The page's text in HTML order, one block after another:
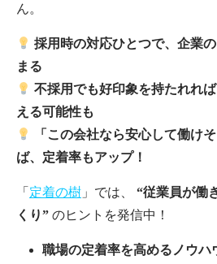
ん。
採用時の対応ひとつで、企業
まる
不採用でも好印象を持たれれ
える可能性も
「この会社なら安心して働け
ば、定着率もアップ！
「 定着の樹 」では、 “従業員が働
くり” のヒントを発信中！
職場の定着率を高めるノウハ